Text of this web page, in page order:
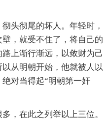
头彻尾的坏人。年轻时，
，就受不住了，将自己的
上渐行渐远，以敛财为己
从明朝开始，他就被人以
对当得起“明朝第一奸
，在此之列举以上三位。